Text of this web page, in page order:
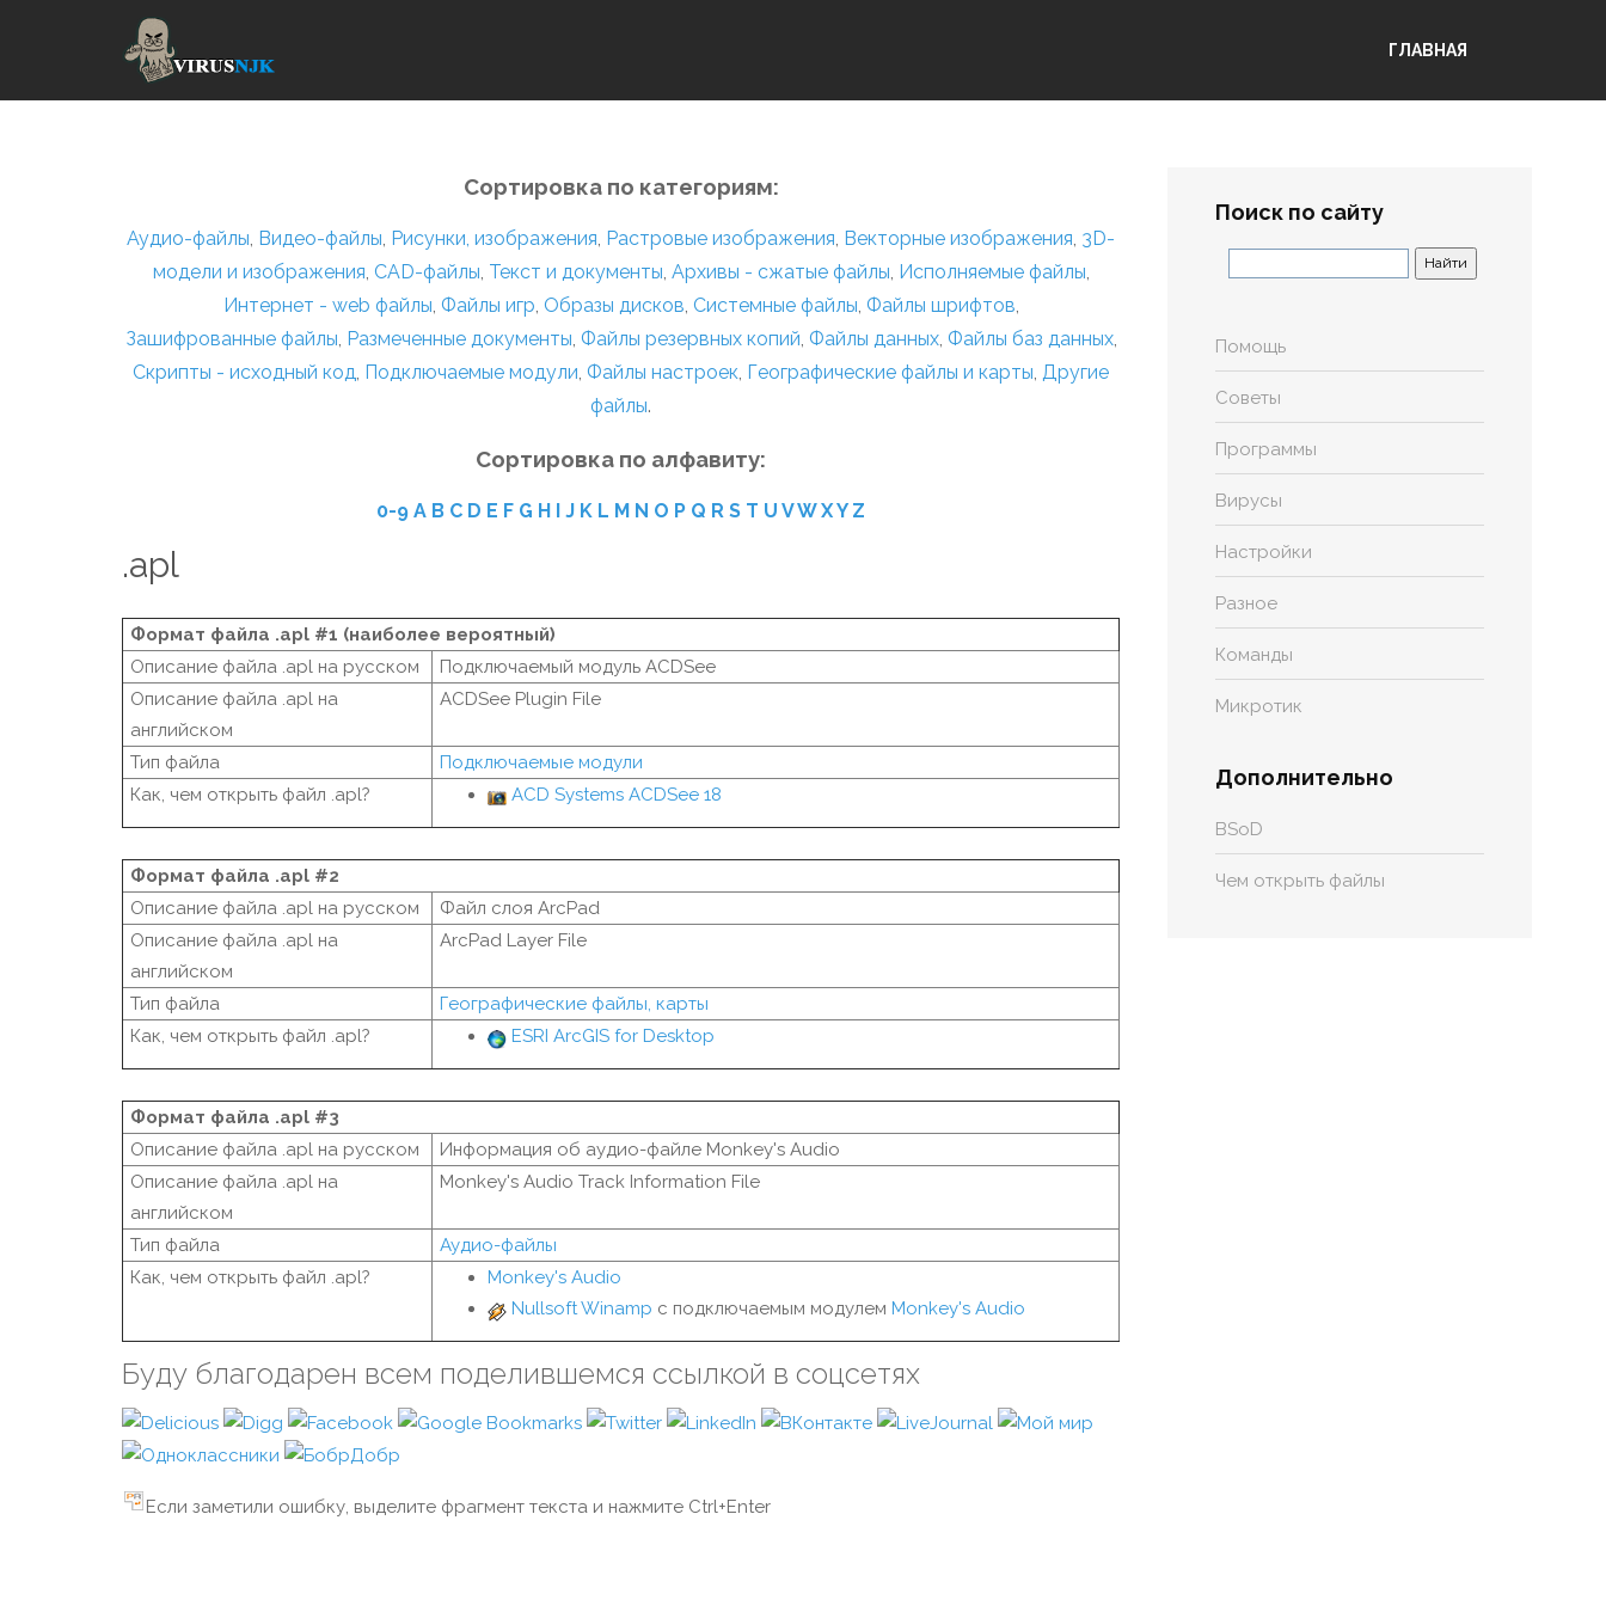
ГЛАВНАЯ
Сортировка по категориям:
Аудио-файлы, Видео-файлы, Рисунки, изображения, Растровые изображения, Векторные изображения, 3D-
модели и изображения, CAD-файлы, Текст и документы, Архивы - сжатые файлы, Исполняемые файлы,
Интернет - web файлы, Файлы игр, Образы дисков, Системные файлы, Файлы шрифтов,
Зашифрованные файлы, Размеченные документы, Файлы резервных копий, Файлы данных, Файлы баз данных,
Скрипты - исходный код, Подключаемые модули, Файлы настроек, Географические файлы и карты, Другие
файлы.
Сортировка по алфавиту:
0-9 A B C D E F G H I J K L M N O P Q R S T U VW XY Z
.apl
Формат файла .apl #1 (наиболее вероятный)
Описание файла .apl на русском
Подключаемый модуль ACDSee
Описание файла .apl на
английском
ACDSee Plugin File
Тип файла
Подключаемые модули
Как, чем открыть файл .apl?
ACD Systems ACDSee 18
Формат файла .apl #2
Описание файла .apl на русском
Файл слоя ArcPad
Описание файла .apl на
английском
ArcPad Layer File
Тип файла
Географические файлы, карты
Как, чем открыть файл .apl?
ESRI ArcGIS for Desktop
Формат файла .apl #3
Описание файла .apl на русском
Информация об аудио-файле Monkey's Audio
Описание файла .apl на
английском
Monkey's Audio Track Information File
Тип файла
Аудио-файлы
Как, чем открыть файл .apl?
Monkey's Audio
Nullsoft Winamp с подключаемым модулем Monkey's Audio
Буду благодарен всем поделившемся ссылкой в соцсетях
Если заметили ошибку, выделите фрагмент текста и нажмите Ctrl+Enter
Поиск по сайту
Помощь
Советы
Программы
Вирусы
Настройки
Разное
Команды
Микротик
Дополнительно
BSoD
Чем открыть файлы